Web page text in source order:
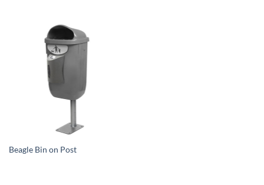
Beagle Bin on Post